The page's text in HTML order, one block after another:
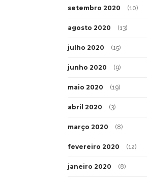
setembro 2020 (10)
agosto 2020 (13)
julho 2020 (15)
junho 2020 (9)
maio 2020 (19)
abril 2020 (3)
março 2020 (8)
fevereiro 2020 (12)
janeiro 2020 (8)